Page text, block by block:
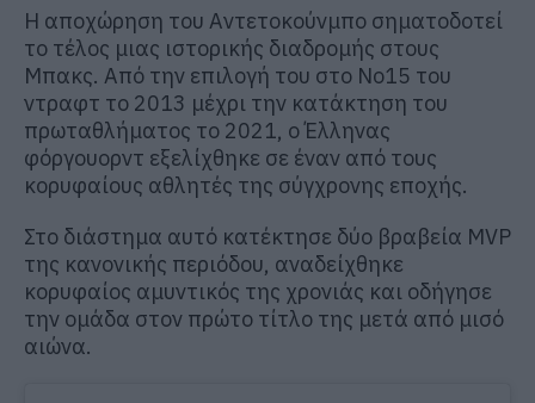
Η αποχώρηση του Αντετοκούνμπο σηματοδοτεί
το τέλος μιας ιστορικής διαδρομής στους
Μπακς. Από την επιλογή του στο Νο15 του
ντραφτ το 2013 μέχρι την κατάκτηση του
πρωταθλήματος το 2021, ο Έλληνας
φόργουορντ εξελίχθηκε σε έναν από τους
κορυφαίους αθλητές της σύγχρονης εποχής.
Στο διάστημα αυτό κατέκτησε δύο βραβεία MVP
της κανονικής περιόδου, αναδείχθηκε
κορυφαίος αμυντικός της χρονιάς και οδήγησε
την ομάδα στον πρώτο τίτλο της μετά από μισό
αιώνα.